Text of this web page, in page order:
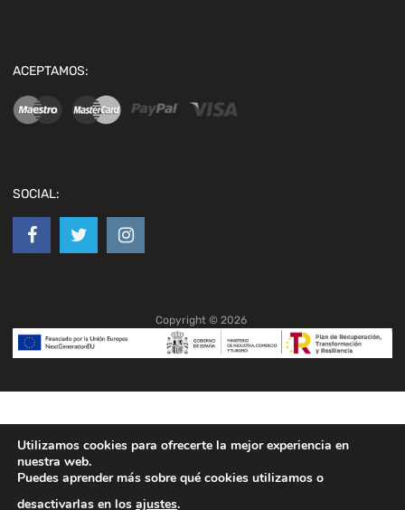
ACEPTAMOS:
SOCIAL:
Copyright © 2026
Utilizamos cookies para ofrecerte la mejor experiencia en
nuestra web.
Puedes aprender más sobre qué cookies utilizamos o
desactivarlas en los ajustes.